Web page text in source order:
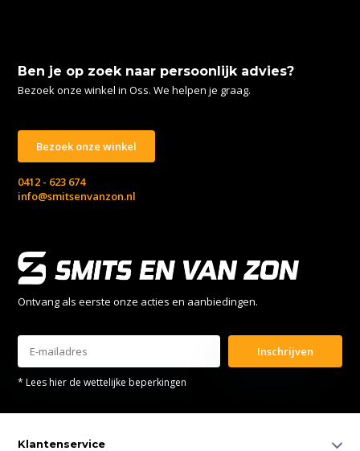
Ben je op zoek naar persoonlijk advies?
Bezoek onze winkel in Oss. We helpen je graag.
Bezoek onze winkel
0412 - 623 674
info@smitsenvanzon.nl
Ontvang als eerste onze acties en aanbiedingen.
Inschrijven
* Lees hier de wettelijke beperkingen
Klantenservice